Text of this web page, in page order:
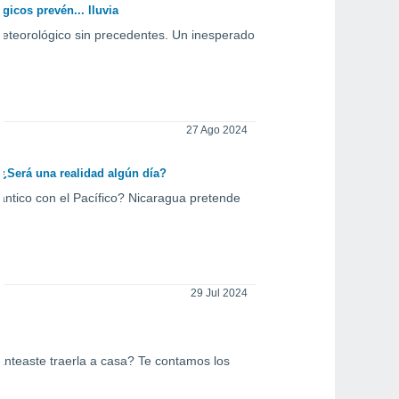
prevén... lluvia
sin precedentes. Un inesperado
27 Ago 2024
una realidad algún día?
con el Pacífico? Nicaragua pretende
29 Jul 2024
traerla a casa? Te contamos los